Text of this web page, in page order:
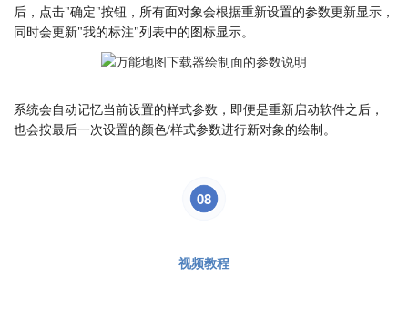
后，点击"确定"按钮，所有面对象会根据重新设置的参数更新显示，
同时会更新"我的标注"列表中的图标显示。
系统会自动记忆当前设置的样式参数，即便是重新启动软件之后，
也会按最后一次设置的颜色/样式参数进行新对象的绘制。
08
视频教程